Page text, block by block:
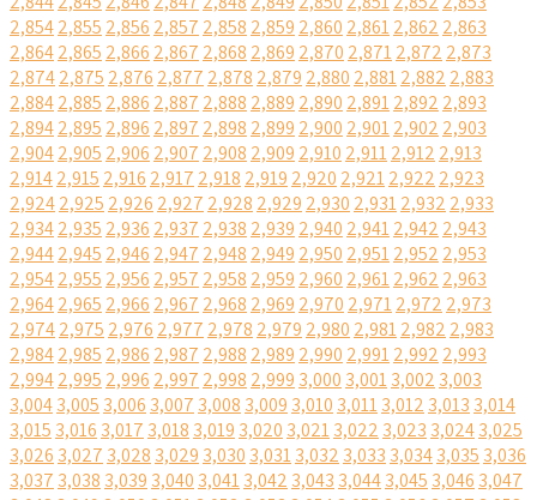
2,8542,855 2,856 2,857 2,858 2,859 2,860 2,8612,862 2,863
2,8642,865 2,866 2,867 2,868 2,869 2,870 2,8712,872 2,873
2,8742,875 2,876 2,877 2,878 2,879 2,880 2,8812,882 2,883
2,8842,885 2,886 2,887 2,888 2,889 2,890 2,8912,892 2,893
2,8942,895 2,896 2,897 2,898 2,899 2,900 2,9012,902 2,903
2,9042,905 2,906 2,907 2,908 2,909 2,910 2,9112,912 2,913
2,9142,915 2,916 2,917 2,918 2,919 2,920 2,9212,922 2,923
2,9242,925 2,926 2,927 2,928 2,929 2,930 2,9312,932 2,933
2,9342,935 2,936 2,937 2,938 2,939 2,940 2,9412,942 2,943
2,9442,945 2,946 2,947 2,948 2,949 2,950 2,9512,952 2,953
2,9542,955 2,956 2,957 2,958 2,959 2,960 2,9612,962 2,963
2,9642,965 2,966 2,967 2,968 2,969 2,970 2,9712,972 2,973
2,9742,975 2,976 2,977 2,978 2,979 2,980 2,9812,982 2,983
2,9842,985 2,986 2,987 2,988 2,989 2,990 2,9912,992 2,993
2,9942,995 2,996 2,997 2,998 2,999 3,000 3,0013,002 3,003
3,0043,005 3,006 3,007 3,008 3,009 3,010 3,0113,012 3,013 3,014
3,015 3,016 3,017 3,018 3,019 3,020 3,0213,022 3,023 3,0243,025
3,026 3,027 3,028 3,029 3,030 3,0313,032 3,033 3,0343,035 3,036
3,037 3,038 3,039 3,040 3,0413,042 3,043 3,0443,045 3,046 3,047